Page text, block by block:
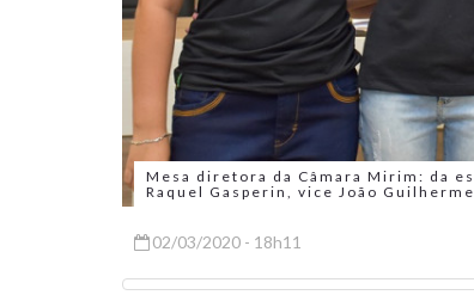
Mesa diretora da Câmara Mirim: da
Raquel Gasperin, vice João
02/03/2020 - 18h11